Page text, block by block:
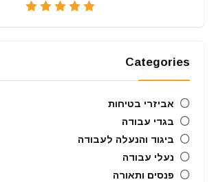
Categories
אביזרי בטיחות
בגדי עבודה
ביגוד והנעלה לעבודה
נעלי עבודה
פנסים ותאורה